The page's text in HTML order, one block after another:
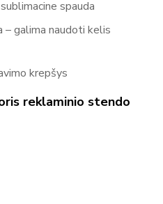
spauda
– galima naudoti kelis
krepšys
reklaminio stendo